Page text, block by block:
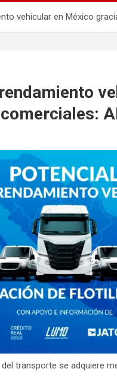
vehicular en México
transporte se adquiere